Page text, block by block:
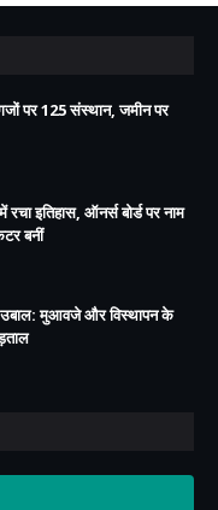
पर 125 संस्थान, जमीन पर
इतिहास, ऑनर्स बोर्ड पर नाम
बनीं
उबाल: मुआवजे और विस्थापन के